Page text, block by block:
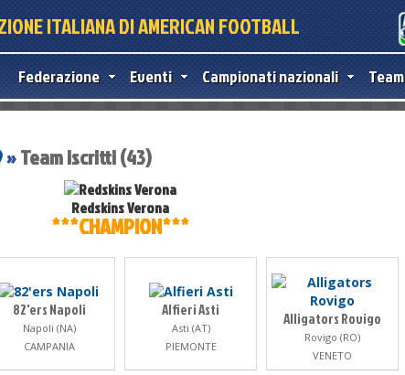
ITALIANA DI AMERICAN FOOTBALL
Federazione Eventi Campionati nazionali Team
»Team iscritti (43)
Redskins Verona
***CHAMPION***
82'ers Napoli
Napoli (NA)
CAMPANIA
Alfieri Asti
Asti (AT)
PIEMONTE
Alligators Rovigo
Rovigo (RO)
VENETO